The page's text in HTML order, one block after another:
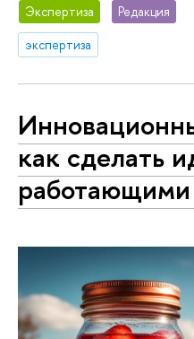
Экспертиза
Редакция
экспертиза
как сделать